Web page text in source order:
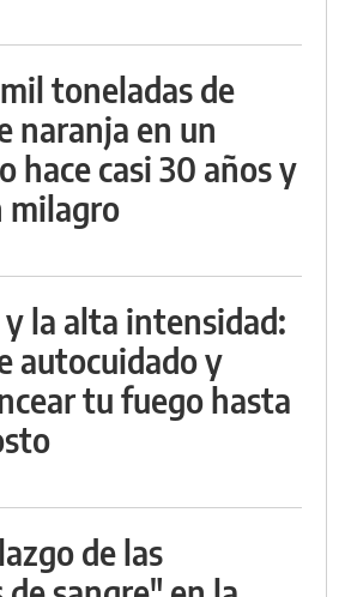
toneladas de
naranja en un
hace casi 30 años y
milagro
y la alta intensidad:
autocuidado y
tu fuego hasta
de las